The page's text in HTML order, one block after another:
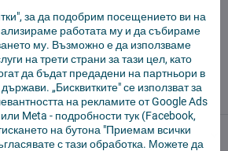
веднага
над 55 EUR.
връщане
за да подобрим посещението ви на
работата му и да събираме
му. Възможно е да използваме
на трети страни за тази цел, като
да бъдат предадени на партньори в
„Бисквитките" се използват за
на рекламите от Google Ads
Meta - подробности тук(Facebook,
на бутона "Приемам всички
с тази обработка. Можете да